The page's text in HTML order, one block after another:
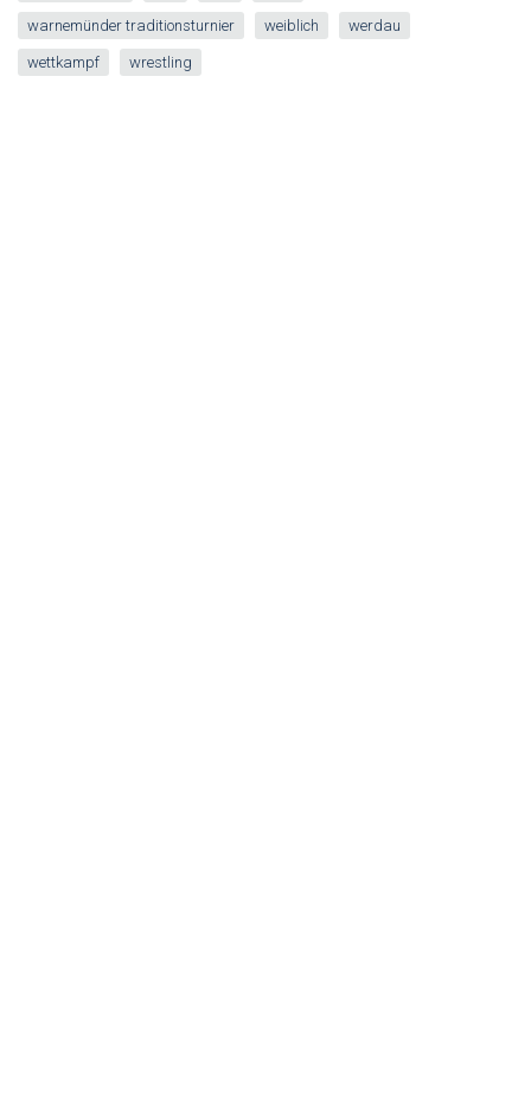
warnemünder traditionsturnier weiblich werdau
wettkampf wrestling